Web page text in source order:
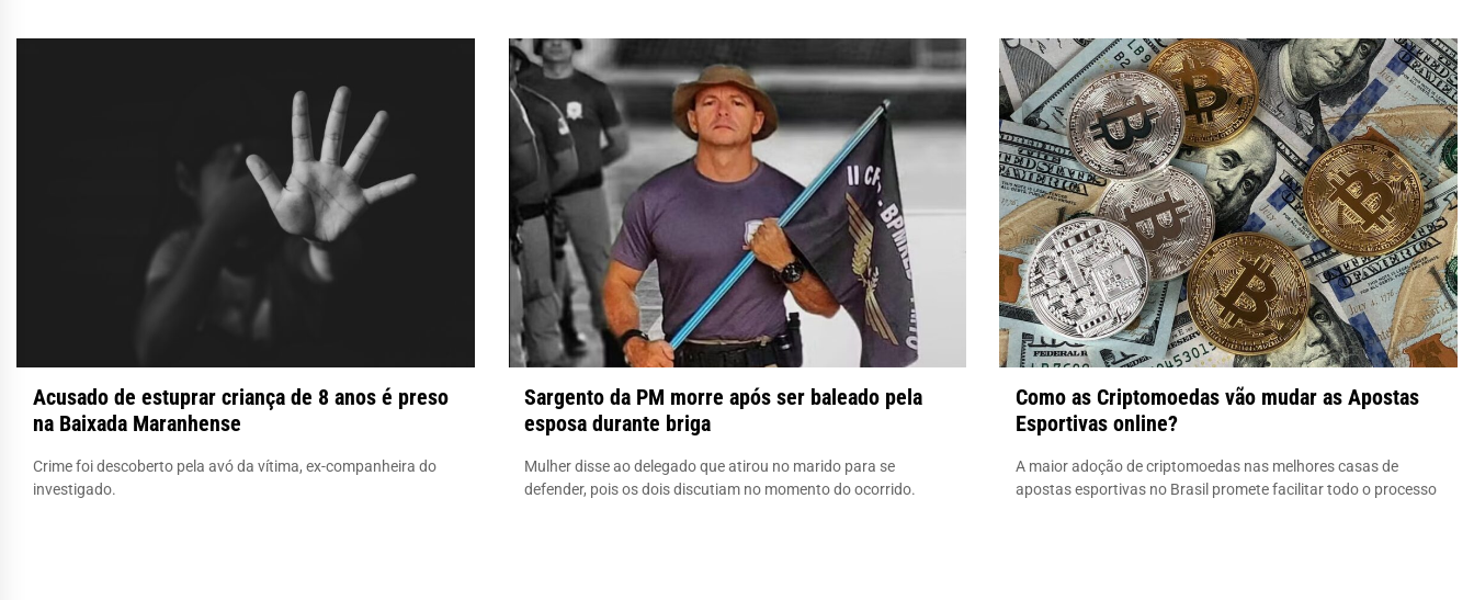
Acusado de estuprar criança de 8 anos é preso
na Baixada Maranhense
Crime foi descoberto pela avó da vítima, ex-companheira do
investigado.
Sargento da PM morre após ser baleado pela
esposa durante briga
Mulher disse ao delegado que atirou no marido para se
defender, pois os dois discutiam no momento do ocorrido.
Como as Criptomoedas vão mudar as Apostas
Esportivas online?
A maior adoção de criptomoedas nas melhores casas de
apostas esportivas no Brasil promete facilitar todo o processo